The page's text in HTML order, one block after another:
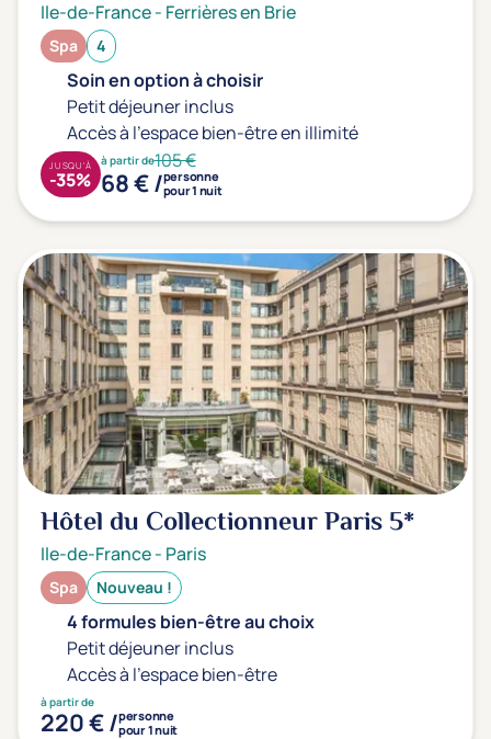
Ile-de-France- Ferrières en Brie
Spa 4
Soin en option à choisir
Petit déjeuner inclus
Accès à l'espace bien-être en illimité
à partir de105 €
68 € /personne
pour 1 nuit
JUSQU'À
-35%
Hôtel du Collectionneur Paris5*
Ile-de-France- Paris
Spa Nouveau !
4 formules bien-être au choix
Petit déjeuner inclus
Accès à l'espace bien-être
à partir de
220 € /personne
pour 1 nuit